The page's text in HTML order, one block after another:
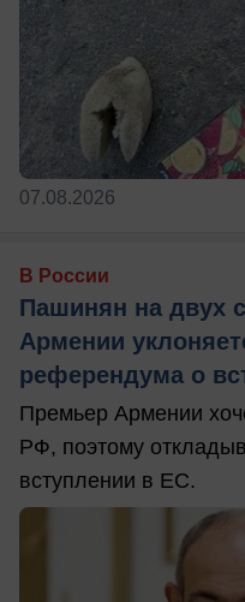
07.08.2026
В России
Пашинян на двух
Армении
референдума о
Премьер Армении
РФ, поэтому
вступлении в ЕС.